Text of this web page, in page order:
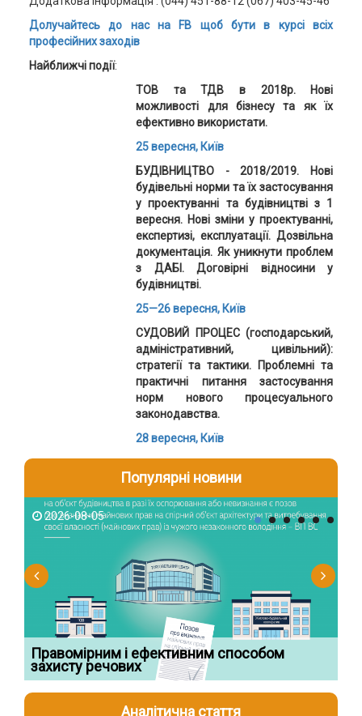
Долучайтесь до нас на FB щоб бути в курсі всіх
професійних заходів
Найближчі події:
ТОВ та ТДВ в 2018р. Нові
можливості для бізнесу та як їх
ефективно використати.
25 вересня, Київ
БУДІВНИЦТВО - 2018/2019. Нові
будівельні норми та їх застосування
у проектуванні та будівництві з 1
вересня. Нові зміни у проектуванні,
експертизі, експлуатації. Дозвільна
документація. Як уникнути проблем
з ДАБІ. Договірні відносини у
будівництві.
25—26 вересня, Київ
СУДОВИЙ ПРОЦЕС (господарський,
адміністративний, цивільний):
стратегії та тактики. Проблемні та
практичні питання застосування
норм нового процесуального
законодавства.
28 вересня, Київ
Популярні новини
2026-08-05
Правомірним і ефективним способом
захисту речових
Аналітична стаття